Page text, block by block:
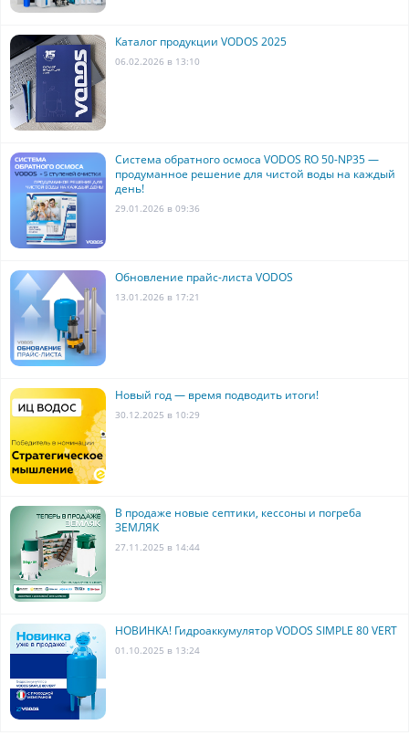
Каталог продукции VODOS 2025
06.02.2026 в 13:10
Система обратного осмоса VODOS RO 50-NP35 —
продуманное решение для чистой воды на каждый
день!
29.01.2026 в 09:36
Обновление прайс-листа VODOS
13.01.2026 в 17:21
Новый год — время подводить итоги!
30.12.2025 в 10:29
В продаже новые септики, кессоны и погреба
ЗЕМЛЯК
27.11.2025 в 14:44
НОВИНКА! Гидроаккумулятор VODOS SIMPLE 80 VERT
01.10.2025 в 13:24